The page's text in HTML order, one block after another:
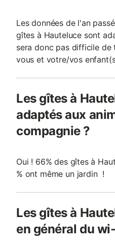
Les données de l'an
gîtes à Hauteluce sont
sera donc pas difficile
vous et votre/vos
Les gîtes à
adaptés aux
compagnie ?
Oui ! 66% des gîtes à
% ont même un jardin !
Les gîtes à
en général du